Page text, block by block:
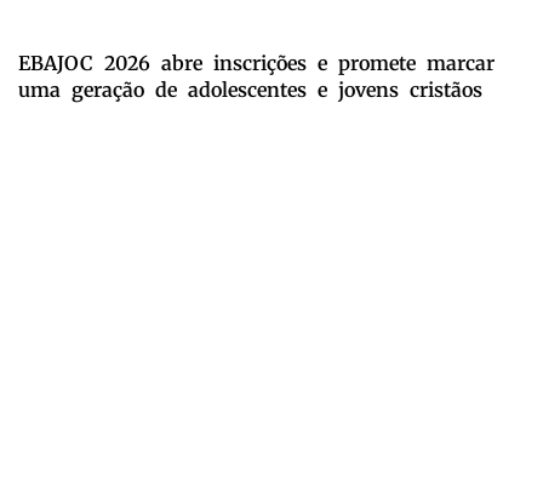
EBAJOC 2026 abre inscrições e promete marcar
uma geração de adolescentes e jovens cristãos